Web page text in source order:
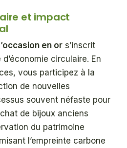
et impact
en or s’inscrit
circulaire. En
vous participez à la
de nouvelles
souvent néfaste pour
de bijoux anciens
du patrimoine
l’empreinte carbone